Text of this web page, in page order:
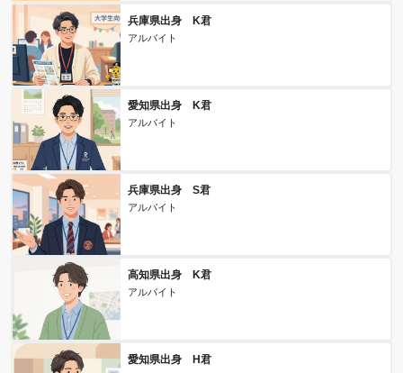
兵庫県出身 K君
アルバイト
愛知県出身 K君
アルバイト
兵庫県出身 S君
アルバイト
高知県出身 K君
アルバイト
愛知県出身 H君